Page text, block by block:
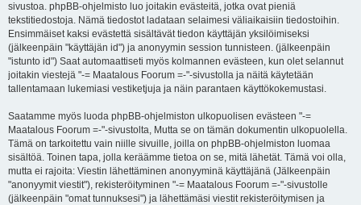
sivustoa. phpBB-ohjelmisto luo joitakin evästeitä, jotka ovat pieniä
tekstitiedostoja. Nämä tiedostot ladataan selaimesi väliaikaisiin tiedostoihin.
Ensimmäiset kaksi evästettä sisältävät tiedon käyttäjän yksilöimiseksi
(jälkeenpäin "käyttäjän id") ja anonyymin session tunnisteen. (jälkeenpäin
"istunto id") Saat automaattiseti myös kolmannen evästeen, kun olet selannut
joitakin viestejä "-= Maatalous Foorum =-"-sivustolla ja näitä käytetään
tallentamaan lukemiasi vestiketjuja ja näin parantaen käyttökokemustasi.
Saatamme myös luoda phpBB-ohjelmiston ulkopuolisen evästeen "-=
Maatalous Foorum =-"-sivustolta, Mutta se on tämän dokumentin ulkopuolella.
Tämä on tarkoitettu vain niille sivuille, joilla on phpBB-ohjelmiston luomaa
sisältöä. Toinen tapa, jolla keräämme tietoa on se, mitä lähetät. Tämä voi olla,
mutta ei rajoita: Viestin lähettäminen anonyyminä käyttäjänä (Jälkeenpäin
"anonyymit viestit"), rekisteröityminen "-= Maatalous Foorum =-"-sivustolle
(jälkeenpäin "omat tunnuksesi") ja lähettämäsi viestit rekisteröitymisen ja